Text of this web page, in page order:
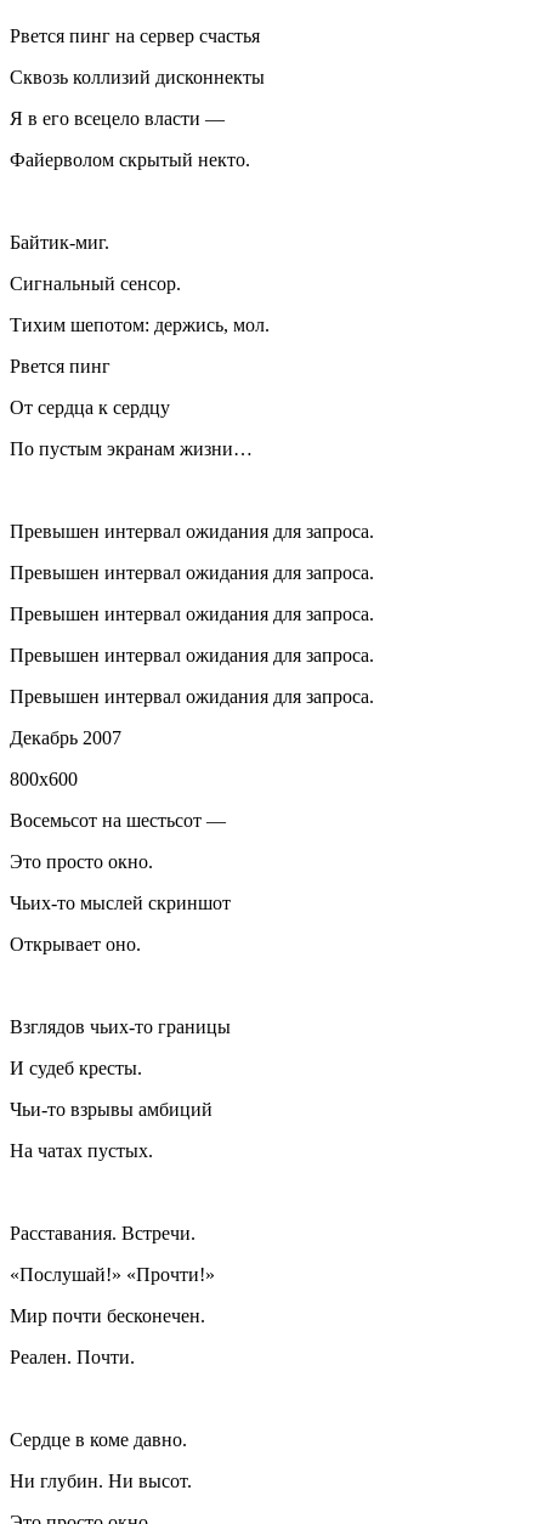
Рвется пинг на сервер счастья
Сквозь коллизий дисконнекты
Я в его всецело власти —
Файерволом скрытый некто.
Байтик-миг.
Сигнальный сенсор.
Тихим шепотом: держись, мол.
Рвется пинг
От сердца к сердцу
По пустым экранам жизни…
Превышен интервал ожидания для запроса.
Превышен интервал ожидания для запроса.
Превышен интервал ожидания для запроса.
Превышен интервал ожидания для запроса.
Превышен интервал ожидания для запроса.
Декабрь 2007
800x600
Восемьсот на шестьсот —
Это просто окно.
Чьих-то мыслей скриншот
Открывает оно.
Взглядов чьих-то границы
И судеб кресты.
Чьи-то взрывы амбиций
На чатах пустых.
Расставания. Встречи.
«Послушай!» «Прочти!»
Мир почти бесконечен.
Реален. Почти.
Сердце в коме давно.
Ни глубин. Ни высот.